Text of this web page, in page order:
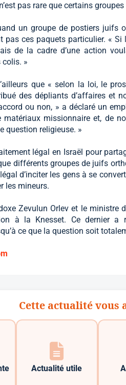
pas rare que certains
un groupe de postiers juifs
pas ces paquets particulier. «
de la cadre d’une action
colis. »
que « selon la loi, le
des dépliants d’affaires et
ou non, » a déclaré un
matériaux missionnaire et, de
question religieuse. »
légal en Israël pour
différents groupes de juifs
d’inciter les gens à se
les mineurs.
Zevulun Orlev et le ministre
à la Knesset. Ce dernier a
ce que la question soit
Cette actualité vous
Actualité utile